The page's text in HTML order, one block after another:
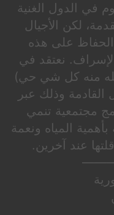
في الدول الغنية
لكن الأجيال
الحفاظ على هذه
نعتقد في
منه كل شي حي)
وذلك عبر
مجتمعية تنمي
المياه ونعمة
عند آخرين.